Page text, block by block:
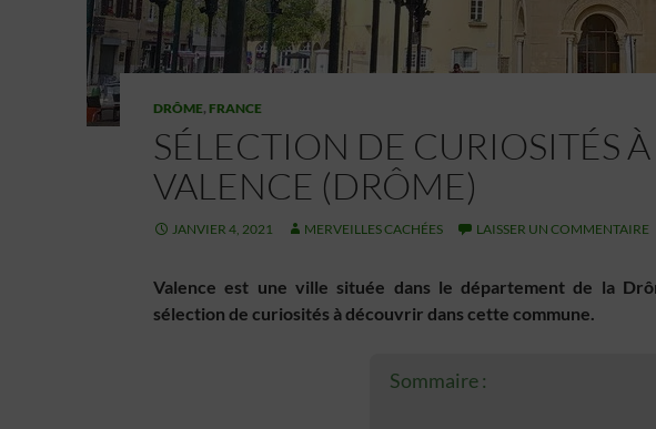
DRÔME, FRANCE
SÉLECTION DE CURIOSITÉS
VALENCE (DRÔME)
JANVIER 4, 2021 MERVEILLES CACHÉES LAISSER UN COMMENTAIRE
Valence est une ville située dans le département de la
sélection de curiosités à découvrir dans cette commune.
Sommaire :